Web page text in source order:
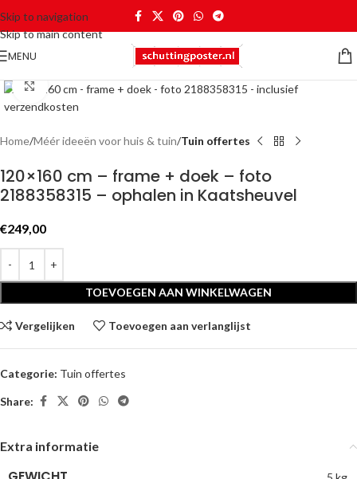
Skip to navigation
Skip to main content
MENU
Click to enlarge
Home Méér ideeën voor huis & tuin Tuin offertes
120×160 cm – frame + doek – foto
2188358315 – ophalen in Kaatsheuvel
€249,00
TOEVOEGEN AAN WINKELWAGEN
Vergelijken Toevoegen aan verlanglijst
Categorie: Tuin offertes
Share:
Extra informatie